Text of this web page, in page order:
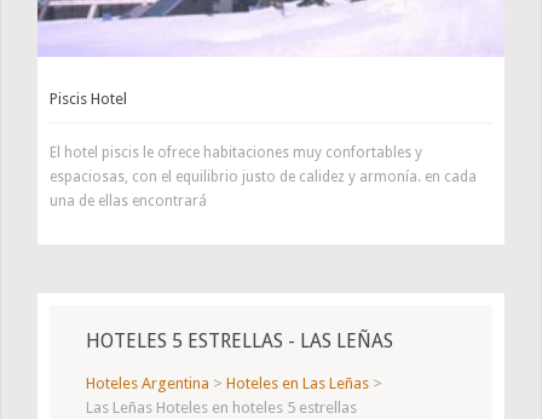
Piscis Hotel
El hotel piscis le ofrece habitaciones muy confortables y
espaciosas, con el equilibrio justo de calidez y armonía. en cada
una de ellas encontrará
HOTELES 5 ESTRELLAS - LAS LEÑAS
Hoteles Argentina > Hoteles en Las Leñas >
Las Leñas Hoteles en hoteles 5 estrellas